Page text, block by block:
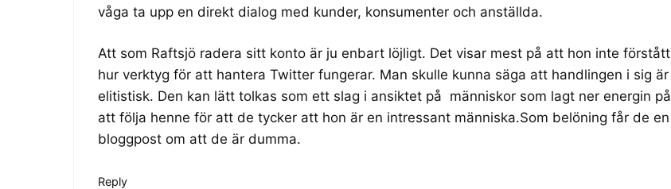
våga ta upp en direkt dialog med kunder, konsumenter och anställda.
Att som Raftsjö radera sitt konto är ju enbart löjligt. Det visar mest på att hon inte förstått
hur verktyg för att hantera Twitter fungerar. Man skulle kunna säga att handlingen i sig är
elitistisk. Den kan lätt tolkas som ett slag i ansiktet på människor som lagt ner energin på
att följa henne för att de tycker att hon är en intressant människa.Som belöning får de en
bloggpost om att de är dumma.
Reply